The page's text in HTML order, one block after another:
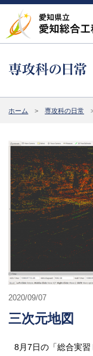
ホーム 専攻科の日常
2020/09/07
三次元地図
8月7日の「総合実